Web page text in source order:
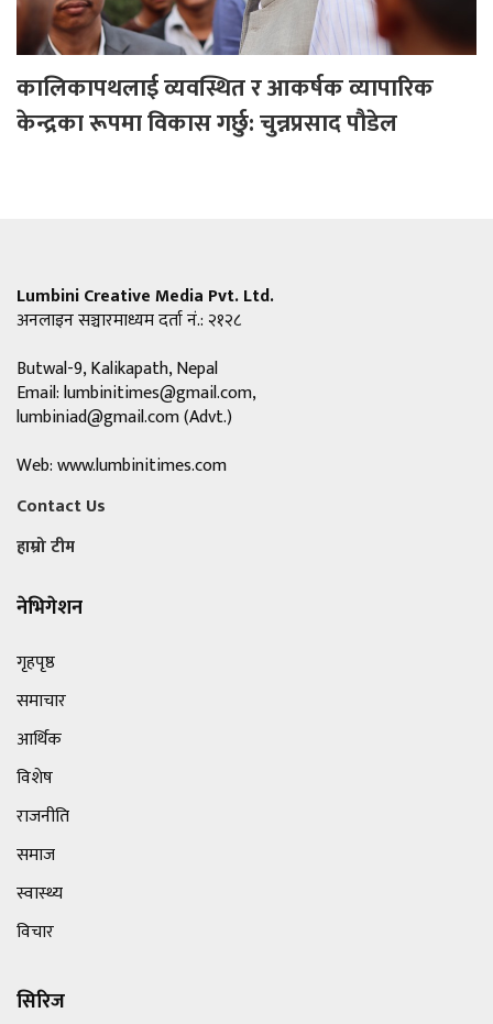
कालिकापथलाई व्यवस्थित र आकर्षक व्यापारिक
केन्द्रका रूपमा विकास गर्छु: चुन्नप्रसाद पौडेल
Lumbini Creative Media Pvt. Ltd.
अनलाइन सञ्चारमाध्यम दर्ता नं.: २१२८
Butwal-9, Kalikapath, Nepal
Email:lumbinitimes@gmail.com,
lumbiniad@gmail.com(Advt.)
Web: www.lumbinitimes.com
Contact Us
हाम्रो टीम
नेभिगेशन
गृहपृष्ठ
समाचार
आर्थिक
विशेष
राजनीति
समाज
स्वास्थ्य
विचार
सिरिज